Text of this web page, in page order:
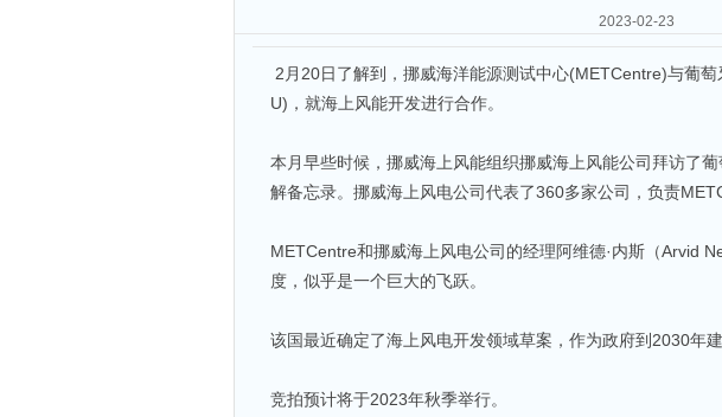
2023-02-23
2月20日了解到，挪威海洋能源测试中心(METCentre)与葡
U)，就海上风能开发进行合作。
本月早些时候，挪威海上风能组织挪威海上风能公司拜访了
解备忘录。挪威海上风电公司代表了360多家公司，负责
METCentre和挪威海上风电公司的经理阿维德·内斯（Arvid
度，似乎是一个巨大的飞跃。
该国最近确定了海上风电开发领域草案，作为政府到2030年
竞拍预计将于2023年秋季举行。